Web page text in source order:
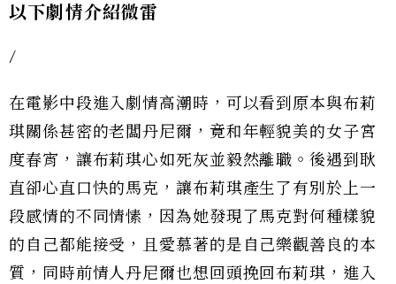
以下劇情介紹微雷
/
在電影中段進入劇情高潮時，可以看到原本與布莉
琪關係甚密的老闆丹尼爾，竟和年輕貌美的女子宮
度春宵，讓布莉琪心如死灰並毅然離職。後遇到耿
直卻心直口快的馬克，讓布莉琪產生了有別於上一
段感情的不同情愫，因為她發現了馬克對何種樣貌
的自己都能接受，且愛慕著的是自己樂觀善良的本
質，同時前情人丹尼爾也想回頭挽回布莉琪，進入